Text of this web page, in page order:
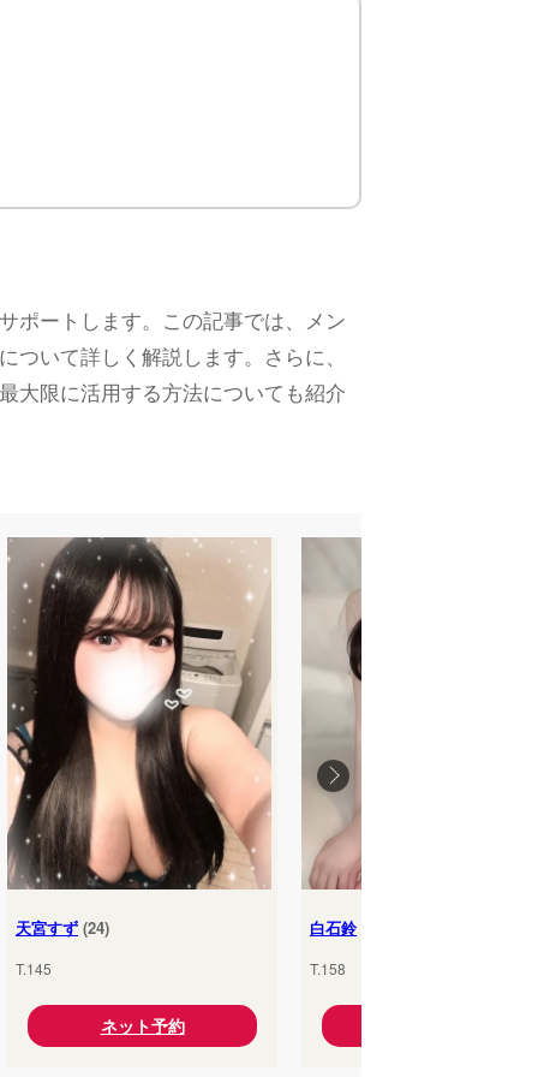
ポートします。この記事では、メン
いて詳しく解説します。さらに、
大限に活用する方法についても紹介
天宮すず (24)
T.145
ネット予約
白石鈴(25)
T.158